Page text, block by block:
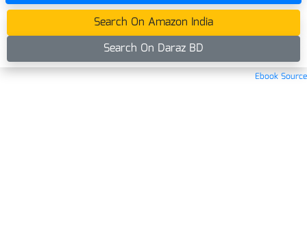
Search On Amazon India
Search On Daraz BD
Ebook Source